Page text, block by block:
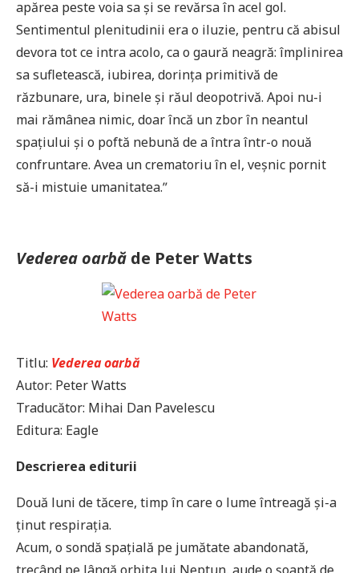
apărea peste voia sa şi se revărsa în acel gol.
Sentimentul plenitudinii era o iluzie, pentru că abisul
devora tot ce intra acolo, ca o gaură neagră: împlinirea
sa sufletească, iubirea, dorinţa primitivă de
răzbunare, ura, binele şi răul deopotrivă. Apoi nu-i
mai rămânea nimic, doar încă un zbor în neantul
spaţiului şi o poftă nebună de a întra într-o nouă
confruntare. Avea un crematoriu în el, veşnic pornit
să-i mistuie umanitatea.ˮ
Vederea oarbă de Peter Watts
Titlu: Vederea oarbă
Autor: Peter Watts
Traducător: Mihai Dan Pavelescu
Editura: Eagle
Descrierea editurii
Două luni de tăcere, timp în care o lume întreagă și-a
ținut respirația.
Acum, o sondă spațială pe jumătate abandonată,